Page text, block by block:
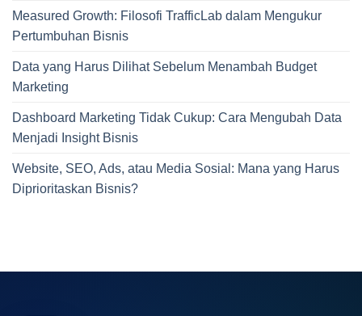
Measured Growth: Filosofi TrafficLab dalam Mengukur
Pertumbuhan Bisnis
Data yang Harus Dilihat Sebelum Menambah Budget
Marketing
Dashboard Marketing Tidak Cukup: Cara Mengubah Data
Menjadi Insight Bisnis
Website, SEO, Ads, atau Media Sosial: Mana yang Harus
Diprioritaskan Bisnis?